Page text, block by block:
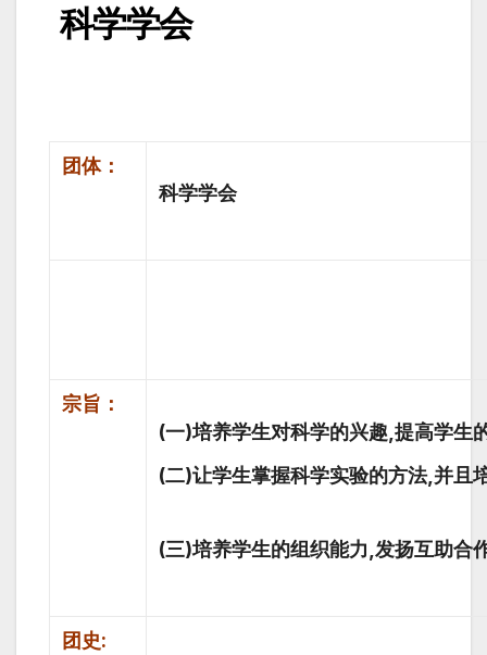
科学学会
团体：
科学学会
宗旨：
(一)培养学生对科学的兴趣,提高学生
(二)让学生掌握科学实验的方法,并且
(三)培养学生的组织能力,发扬互助合
团史: